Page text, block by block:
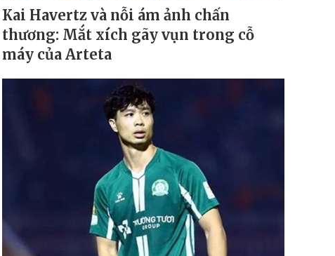
Kai Havertz và nỗi ám ảnh chấn
thương: Mắt xích gãy vụn trong cỗ
máy của Arteta